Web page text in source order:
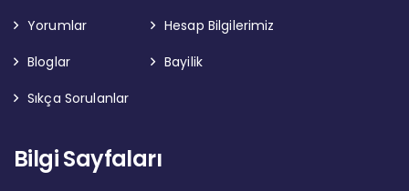
Yorumlar
Hesap Bilgilerimiz
Bloglar
Bayilik
Sıkça Sorulanlar
Bilgi Sayfaları